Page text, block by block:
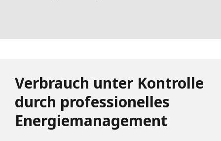
Verbrauch unter Kontrolle
durch professionelles
Energiemanagement